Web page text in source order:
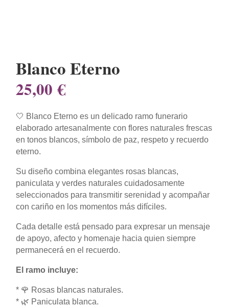
Blanco Eterno
25,00€
🤍 Blanco Eterno es un delicado ramo funerario
elaborado artesanalmente con flores naturales frescas
en tonos blancos, símbolo de paz, respeto y recuerdo
eterno.
Su diseño combina elegantes rosas blancas,
paniculata y verdes naturales cuidadosamente
seleccionados para transmitir serenidad y acompañar
con cariño en los momentos más difíciles.
Cada detalle está pensado para expresar un mensaje
de apoyo, afecto y homenaje hacia quien siempre
permanecerá en el recuerdo.
El ramo incluye:
* 🌹 Rosas blancas naturales.
* 🌿 Paniculata blanca.